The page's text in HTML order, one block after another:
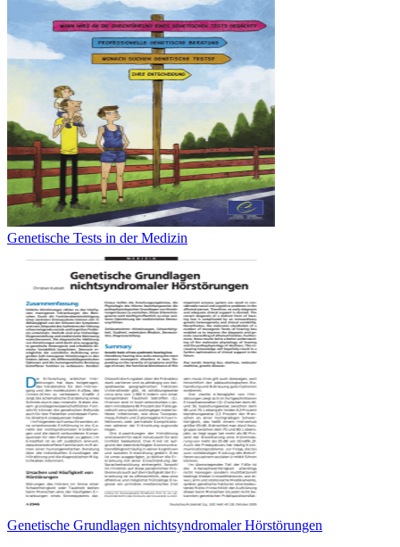
Genetische Tests in der Medizin
Genetische Grundlagen nichtsyndromaler Hörstörungen